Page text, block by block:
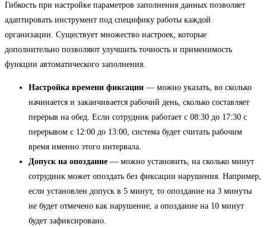
Гибкость при настройке параметров заполнения данных позволяет
адаптировать инструмент под специфику работы каждой
организации. Существует множество настроек, которые
дополнительно позволяют улучшить точность и применимость
функции автоматического заполнения.
Настройка времени фиксации — можно указать, во сколько
начинается и заканчивается рабочий день, сколько составляет
перерыв на обед. Если сотрудник работает с 08:30 до 17:30 с
перерывом с 12:00 до 13:00, система будет считать рабочим
время именно этого интервала.
Допуск на опоздание — можно установить, на сколько минут
сотрудник может опоздать без фиксации нарушения. Например,
если установлен допуск в 5 минут, то опоздание на 3 минуты
не будет отмечено как нарушение, а опоздание на 10 минут
будет зафиксировано.